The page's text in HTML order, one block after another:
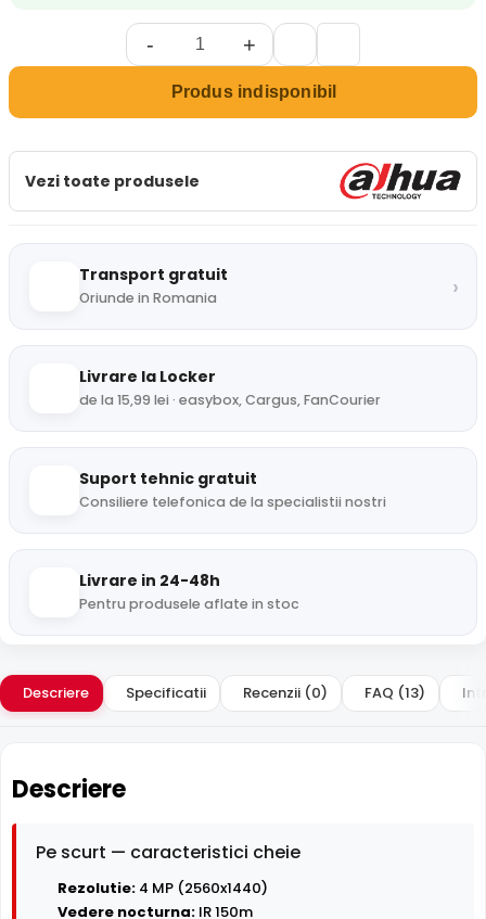
- +
Produs indisponibil
Vezi toate produsele
Transport gratuit
Oriunde in Romania ›
Livrare la Locker
de la 15,99 lei · easybox, Cargus, FanCourier
Suport tehnic gratuit
Consiliere telefonica de la specialistii nostri
Livrare in 24-48h
Pentru produsele aflate in stoc
Descriere Specificatii Recenzii (0) FAQ (13)
Descriere
Pe scurt — caracteristici cheie
Rezolutie: 4 MP (2560x1440)
Vedere nocturna: IR 150m